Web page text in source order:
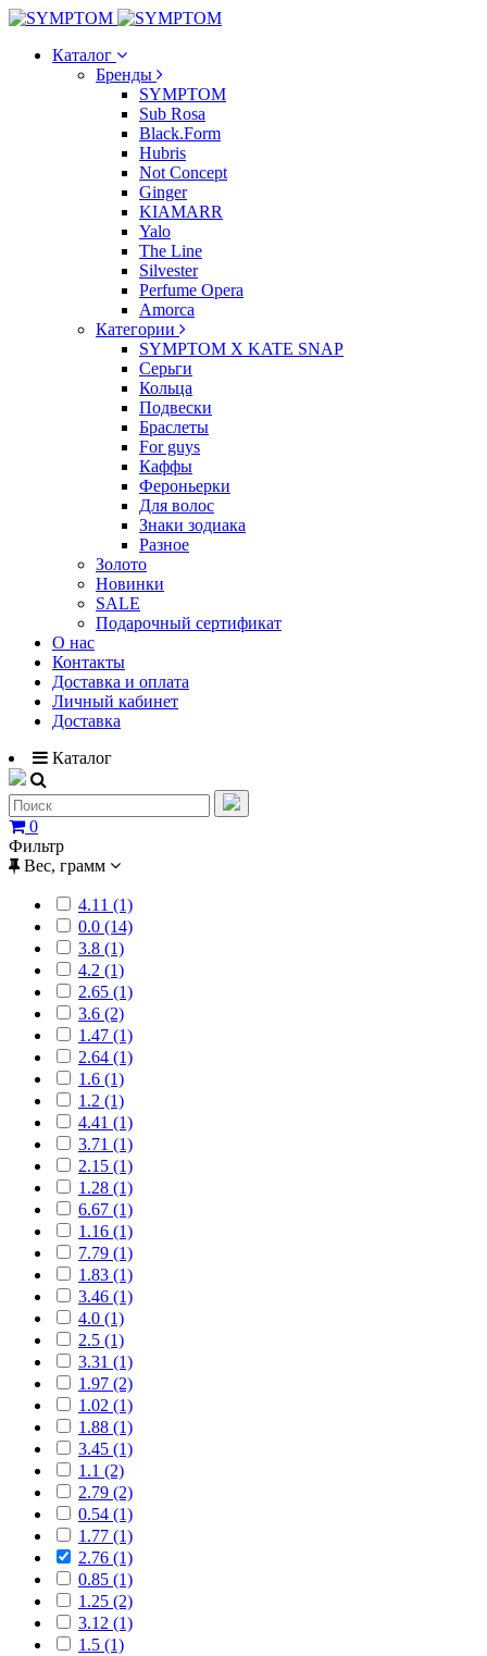
Каталог
Бренды
SYMPTOM
Sub Rosa
Black.Form
Hubris
Not Concept
Ginger
KIAMARR
Yalo
The Line
Silvester
Perfume Opera
Amorca
Категории
SYMPTOM X KATE SNAP
Серьги
Кольца
Подвески
Браслеты
For guys
Каффы
Фероньерки
Для волос
Знаки зодиака
Разное
Золото
Новинки
SALE
Подарочный сертификат
О нас
Контакты
Доставка и оплата
Личный кабинет
Доставка
Каталог
0
Фильтр
Вес, грамм
4.11 (1)
0.0 (14)
3.8 (1)
4.2 (1)
2.65 (1)
3.6 (2)
1.47 (1)
2.64 (1)
1.6 (1)
1.2 (1)
4.41 (1)
3.71 (1)
2.15 (1)
1.28 (1)
6.67 (1)
1.16 (1)
7.79 (1)
1.83 (1)
3.46 (1)
4.0 (1)
2.5 (1)
3.31 (1)
1.97 (2)
1.02 (1)
1.88 (1)
3.45 (1)
1.1 (2)
2.79 (2)
0.54 (1)
1.77 (1)
2.76 (1)
0.85 (1)
1.25 (2)
3.12 (1)
1.5 (1)